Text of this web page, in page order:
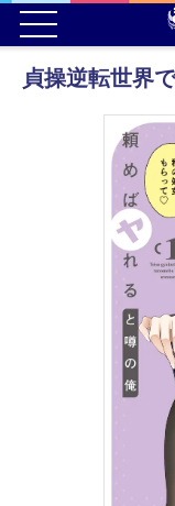
貞操逆転世界